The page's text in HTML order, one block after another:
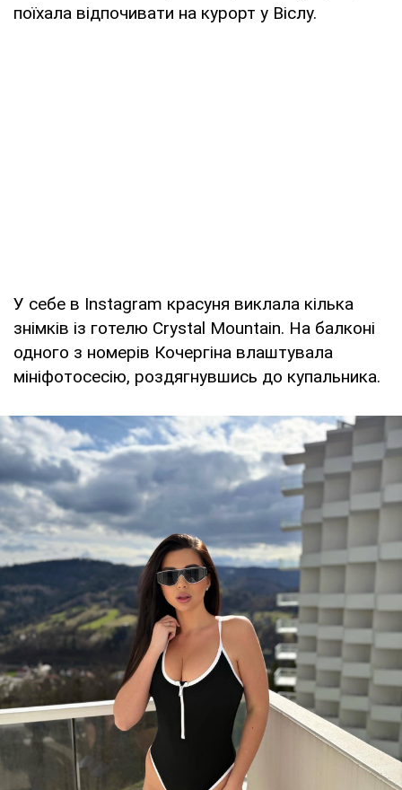
поїхала відпочивати на курорт у Віслу.
У себе в Instagram красуня виклала кілька
знімків із готелю Crystal Mountain. На балконі
одного з номерів Кочергіна влаштувала
мініфотосесію, роздягнувшись до купальника.